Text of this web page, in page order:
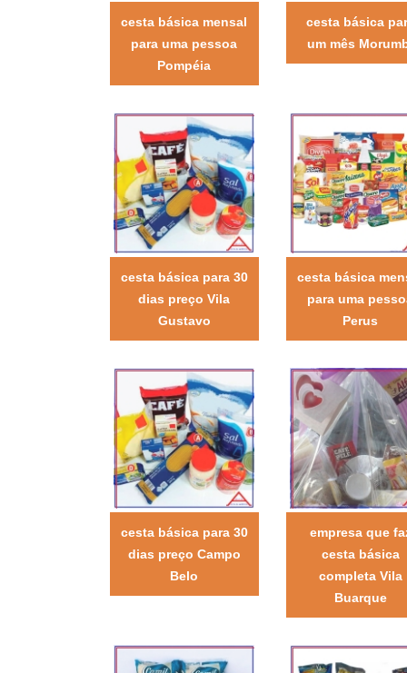
cesta básica mensal
para uma pessoa
Pompéia
cesta básica
um mês
cesta básica para 30
dias preço Vila
Gustavo
cesta básica
para uma
Perus
cesta básica para 30
dias preço Campo
Belo
empresa que
cesta básica
completa Vila
Buarque